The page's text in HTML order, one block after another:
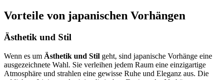
Vorteile von japanischen Vorhängen
Ästhetik und Stil
Wenn es um Ästhetik und Stil geht, sind japanische Vorhänge eine
ausgezeichnete Wahl. Sie verleihen jedem Raum eine einzigartige
Atmosphäre und strahlen eine gewisse Ruhe und Eleganz aus. Die